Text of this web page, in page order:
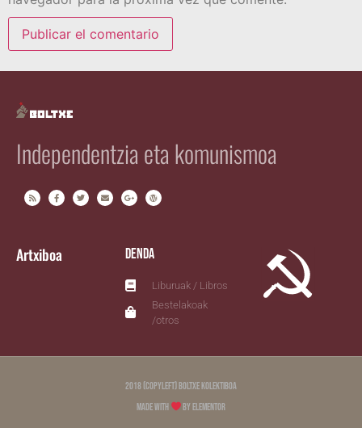
Independentzia eta komunismoa
Artxiboa Denda
Liburuak / Libros
Bestelakoak
/otros
2018 (copyleft) Boltxe Kolektiboa
Made with
by Elementor